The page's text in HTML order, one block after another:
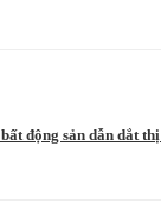
động sản dẫn dắt